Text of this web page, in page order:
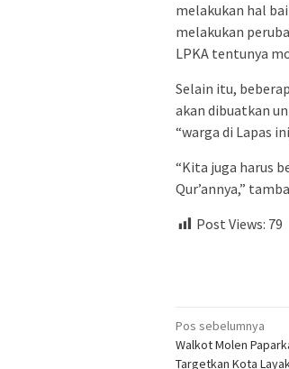
melakukan hal
melakukan
LPKA tentunya
Selain itu,
akan dibuatkan
“warga di Lapas
“Kita juga harus
Qur’annya,”
Post Views: 79
Navigasi
pos
Pos sebelumnya
Walkot Molen
Targetkan Kota